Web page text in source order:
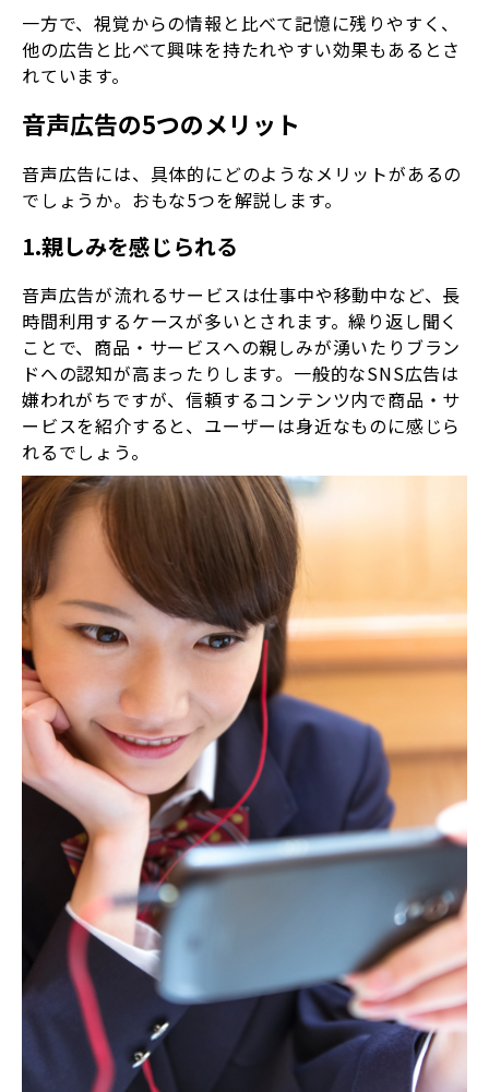
一方で、視覚からの情報と比べて記憶に残りやすく、
他の広告と比べて興味を持たれやすい効果もあるとさ
れています。
音声広告の5つのメリット
音声広告には、具体的にどのようなメリットがあるの
でしょうか。おもな5つを解説します。
1.親しみを感じられる
音声広告が流れるサービスは仕事中や移動中など、長
時間利用するケースが多いとされます。繰り返し聞く
ことで、商品・サービスへの親しみが湧いたりブラン
ドへの認知が高まったりします。一般的なSNS広告は
嫌われがちですが、信頼するコンテンツ内で商品・サ
ービスを紹介すると、ユーザーは身近なものに感じら
れるでしょう。